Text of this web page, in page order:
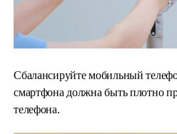
Сбалансируйте мобильный
смартфона должна быть плотно
телефона.